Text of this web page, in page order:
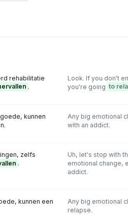
rehabilitatie
.
Look. If you don't
you're going to
kunnen
Any big emotional
with an addict.
zelfs
.
Uh, let's stop with
emotional change,
addict.
kunnen een
Any big emotional
relapse.